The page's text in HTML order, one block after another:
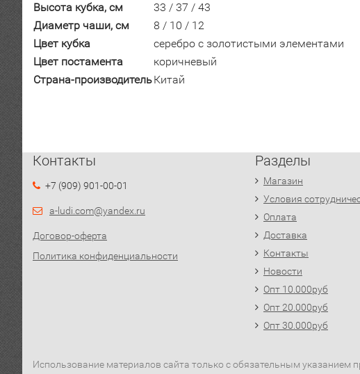
Высота кубка, см
33 / 37 / 43
Диаметр чаши, см
8 / 10 / 12
Цвет кубка
серебро с золотистыми элементами
Цвет постамента
коричневый
Страна-производительКитай
Контакты
+7 (909) 901-00-01
a-ludi.com@yandex.ru
Договор-оферта
Политика конфиденциальности
Разделы
Магазин
Условия
Оплата
Доставка
Контакты
Новости
Опт 10.000руб
Опт 20.000руб
Опт 30.000руб
Использование материалов сайта только с обязательным указанием